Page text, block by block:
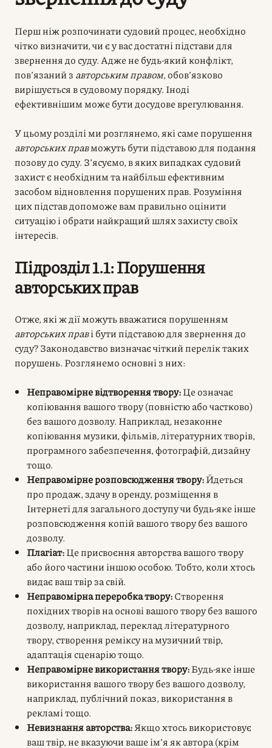
Перш ніж розпочинати судовий процес, необхідно
чітко визначити, чи є у вас достатні підстави для
звернення до суду. Адже не будь-який конфлікт,
пов’язаний з авторським правом, обов’язково
вирішується в судовому порядку. Іноді
ефективнішим може бути досудове врегулювання.
У цьому розділі ми розглянемо, які саме порушення
авторських правможуть бути підставою для подання
позову до суду. З’ясуємо, в яких випадках судовий
захист є необхідним та найбільш ефективним
засобом відновлення порушених прав. Розуміння
цих підстав допоможе вам правильно оцінити
ситуацію і обрати найкращий шлях захисту своїх
інтересів.
Підрозділ 1.1: Порушення
авторських прав
Отже, які ж дії можуть вважатися порушенням
авторських праві бути підставою для звернення до
суду? Законодавство визначає чіткий перелік таких
порушень. Розглянемо основні з них:
Неправомірне відтворення твору:Це означає
копіювання вашого твору (повністю або частково)
без вашого дозволу. Наприклад, незаконне
копіювання музики, фільмів, літературних творів,
програмного забезпечення, фотографій, дизайну
тощо.
Неправомірне розповсюдження твору:Йдеться
про продаж, здачу в оренду, розміщення в
Інтернеті для загального доступу чи будь-яке інше
розповсюдження копій вашого твору без вашого
дозволу.
Плагіат:Це присвоєння авторства вашого твору
або його частини іншою особою. Тобто, коли хтось
видає ваш твір за свій.
Неправомірна переробка твору:Створення
похідних творів на основі вашого твору без вашого
дозволу, наприклад, переклад літературного
твору, створення реміксу на музичний твір,
адаптація сценарію тощо.
Неправомірне використання твору:Будь-яке інше
використання вашого твору без вашого дозволу,
наприклад, публічний показ, використання в
рекламі тощо.
Невизнання авторства:Якщо хтось використовує
ваш твір, не вказуючи ваше ім’я як автора (крім